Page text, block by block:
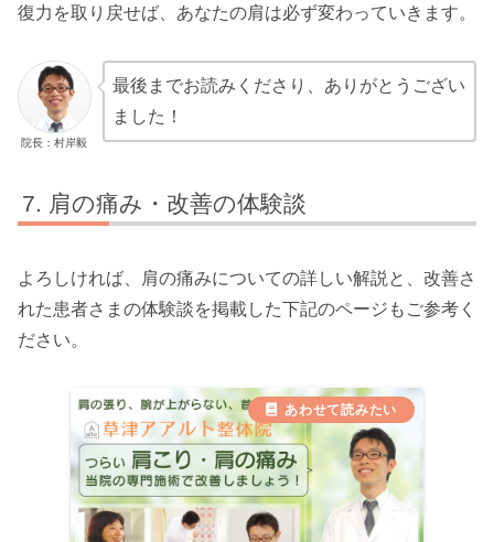
復力を取り戻せば、あなたの肩は必ず変わっていきます。
院長：村岸毅
最後までお読みくださり、ありがとうござい
ました！
肩の痛み・改善の体験談
よろしければ、肩の痛みについての詳しい解説と、改善さ
れた患者さまの体験談を掲載した下記のページもご参考く
ださい。